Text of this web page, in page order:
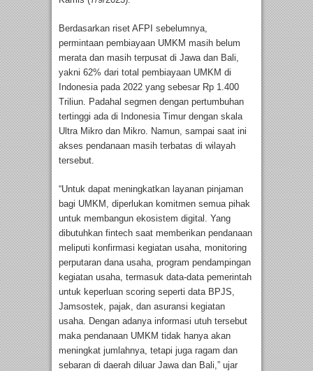
Berdasarkan riset AFPI sebelumnya,
permintaan pembiayaan UMKM masih belum
merata dan masih terpusat di Jawa dan Bali,
yakni 62% dari total pembiayaan UMKM di
Indonesia pada 2022 yang sebesar Rp 1.400
Triliun. Padahal segmen dengan pertumbuhan
tertinggi ada di Indonesia Timur dengan skala
Ultra Mikro dan Mikro. Namun, sampai saat ini
akses pendanaan masih terbatas di wilayah
tersebut.
“Untuk dapat meningkatkan layanan pinjaman
bagi UMKM, diperlukan komitmen semua pihak
untuk membangun ekosistem digital. Yang
dibutuhkan fintech saat memberikan pendanaan
meliputi konfirmasi kegiatan usaha, monitoring
perputaran dana usaha, program pendampingan
kegiatan usaha, termasuk data-data pemerintah
untuk keperluan scoring seperti data BPJS,
Jamsostek, pajak, dan asuransi kegiatan
usaha. Dengan adanya informasi utuh tersebut
maka pendanaan UMKM tidak hanya akan
meningkat jumlahnya, tetapi juga ragam dan
sebaran di daerah diluar Jawa dan Bali,” ujar